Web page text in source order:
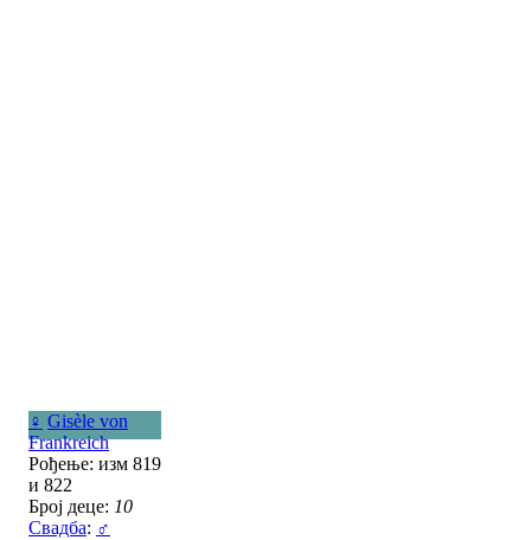
♀ Gisèle von
Frankreich
Рођење: изм 819
и 822
Број деце: 10
Свадба: ♂